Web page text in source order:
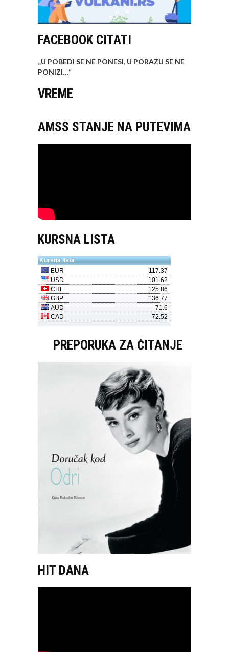
FACEBOOK CITATI
„U POBEDI SE NE PONESI, U PORAZU SE NE
PONIZI…“
VREME
AMSS STANJE NA PUTEVIMA
KURSNA LISTA
PREPORUKA ZA ČITANJE
HIT DANA